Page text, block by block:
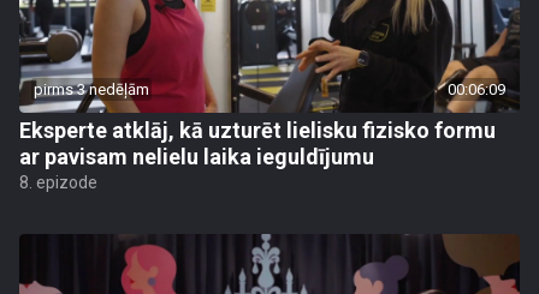
pirms 3 nedēļām 00:06:09
Eksperte atklāj, kā uzturēt lielisku fizisko formu
ar pavisam nelielu laika ieguldījumu
8. epizode